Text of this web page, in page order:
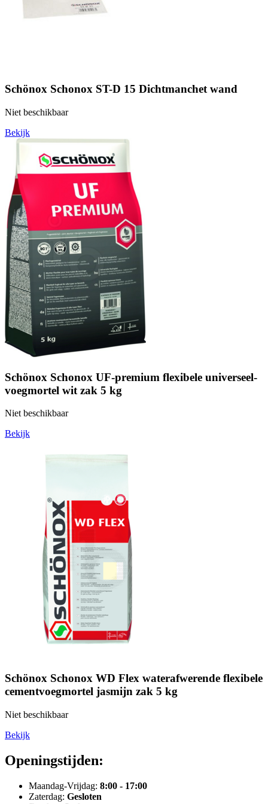
Schönox Schonox ST-D 15 Dichtmanchet wand
Niet beschikbaar
Bekijk
Schönox Schonox UF-premium flexibele universeel-
voegmortel wit zak 5 kg
Niet beschikbaar
Bekijk
Schönox Schonox WD Flex waterafwerende flexibele
cementvoegmortel jasmijn zak 5 kg
Niet beschikbaar
Bekijk
Openingstijden:
Maandag-Vrijdag: 8:00 - 17:00
Zaterdag: Gesloten